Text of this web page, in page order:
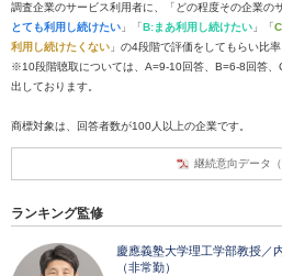
調査企業のサービス利用者に、「どの程度その企業の
とても利用し続けたい 」「B:まあ利用し続けたい 」「
利用し続けたくない 」の4段階で評価をしてもらい比率
※10段階聴取については、A=9-10回答、B=6-8回答
出しております。
商標対象は、回答者数が100人以上の企業です。
継続意向データ（
ランキング監修
慶應義塾大学理工学部教授／
（非常勤）